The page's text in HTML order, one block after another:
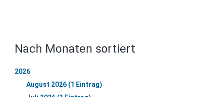
Nach Monaten sortiert
2026
August 2026 (1 Eintrag)